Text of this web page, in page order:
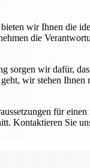
wir Ihnen die
die
sorgen wir dafür,
wir stehen Ihnen
für
Kontaktieren Sie